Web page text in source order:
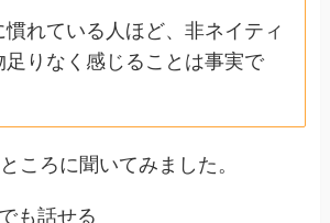
慣れている人ほど、非ネイティ
足りなく感じることは事実で
ころに聞いてみました。
も話せる